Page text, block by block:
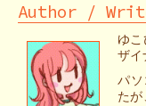
Author /
ゆ
ザイ
パ
たが